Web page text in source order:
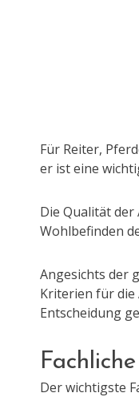
Für Reiter,
er ist eine
Die Qualität
Wohlbefinden
Angesichts der
Kriterien für die
Entscheidung
Der wichtigste